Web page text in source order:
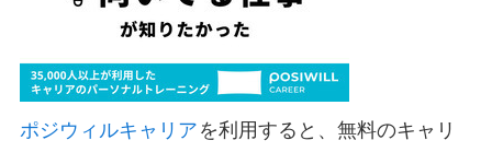
ポジウィルキャリア を利用すると、無料のキャリ